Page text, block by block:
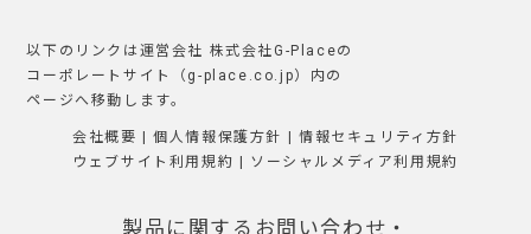
以下のリンクは運営会社 株式会社G-Placeの
コーポレートサイト（g-place.co.jp）内の
ページへ移動します。
会社概要 |個人情報保護方針
情報セキュリティ方針
ウェブサイト利用規約
ソーシャルメディア利用規約
製品に関するお問い合わせ・